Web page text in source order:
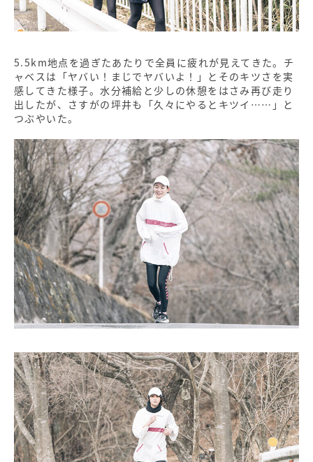
5.5km地点を過ぎたあたりで全員に疲れが見えてきた。チ
ャベスは「ヤバい！まじでヤバいよ！」とそのキツさを実
感してきた様子。水分補給と少しの休憩をはさみ再び走り
出したが、さすがの坪井も「久々にやるとキツイ……」と
つぶやいた。